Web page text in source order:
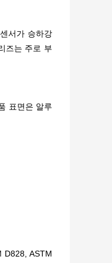
서가 승하강
즈는 주로 부
표면은 알루
D828, ASTM